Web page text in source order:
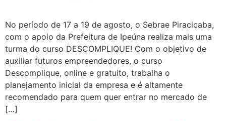
No período de 17 a 19 de agosto, o Sebrae Piracicaba,
com o apoio da Prefeitura de Ipeúna realiza mais uma
turma do curso DESCOMPLIQUE! Com o objetivo de
auxiliar futuros empreendedores, o curso
Descomplique, online e gratuito, trabalha o
planejamento inicial da empresa e é altamente
recomendado para quem quer entrar no mercado de
[…]